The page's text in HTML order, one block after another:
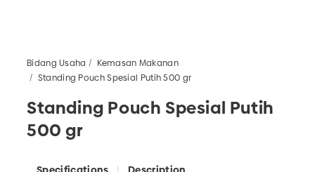
Bidang Usaha
Kemasan Makanan
Standing Pouch Spesial Putih 500 gr
Standing Pouch Spesial Putih
500 gr